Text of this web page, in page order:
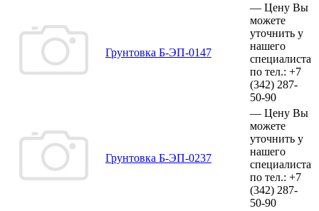
Грунтовка Б-ЭП-0147
— Цену Вы
можете
уточнить у
нашего
специалиста
по тел.: +7
(342) 287-
50-90
Грунтовка Б-ЭП-0237
— Цену Вы
можете
уточнить у
нашего
специалиста
по тел.: +7
(342) 287-
50-90